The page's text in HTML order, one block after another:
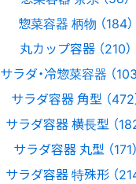
惣菜容器 柄物 （184）
丸カップ容器 （210）
サラダ・冷惣菜容器 （
サラダ容器 角型 （472
サラダ容器 横長型 （182
サラダ容器 丸型 （171）
サラダ容器 特殊形 （214